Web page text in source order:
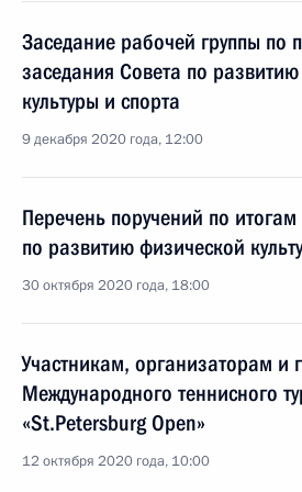
Заседание рабочей группы по
заседания Совета по
культуры и спорта
9 декабря 2020 года, 12:00
Перечень поручений по
по развитию физической
30 октября 2020 года, 18:00
Участникам, организаторам и
Международного теннисного
«St.Petersburg Open»
12 октября 2020 года, 10:00